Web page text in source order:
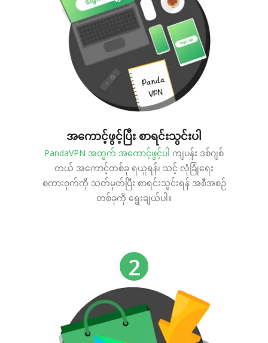
အကောင့်ဖွင့်ပြီး စာရင်းသွင်းပါ
PandaVPN အတွက် အကောင့်ဖွင့်ပါ ကျပန်း ဒစ်ဂျစ်
တယ် အကောင့်တစ်ခု ရယူရန်၊ သင့် လုံခြုံရေး
စကားဝှက်ကို သတ်မှတ်ပြီး စာရင်းသွင်းရန် အစီအစဉ်
တစ်ခုကို ရွေးချယ်ပါ။